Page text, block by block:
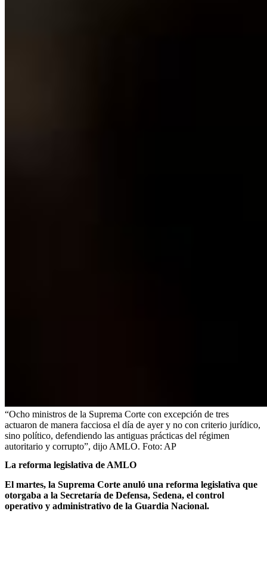
“Ocho ministros de la Suprema Corte con excepción de tres
actuaron de manera facciosa el día de ayer y no con criterio jurídico,
sino político, defendiendo las antiguas prácticas del régimen
autoritario y corrupto”, dijo AMLO. Foto: AP
La reforma legislativa de AMLO
El martes, la Suprema Corte anuló una reforma legislativa que
otorgaba a la Secretaría de Defensa, Sedena, el control
operativo y administrativo de la Guardia Nacional.